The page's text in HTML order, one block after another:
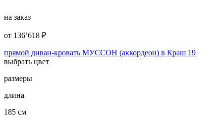
на заказ
от 136’618 ₽
прямой диван-кровать МУССОН (аккордеон) в Краш 19
выбрать цвет
размеры
длина
185 см